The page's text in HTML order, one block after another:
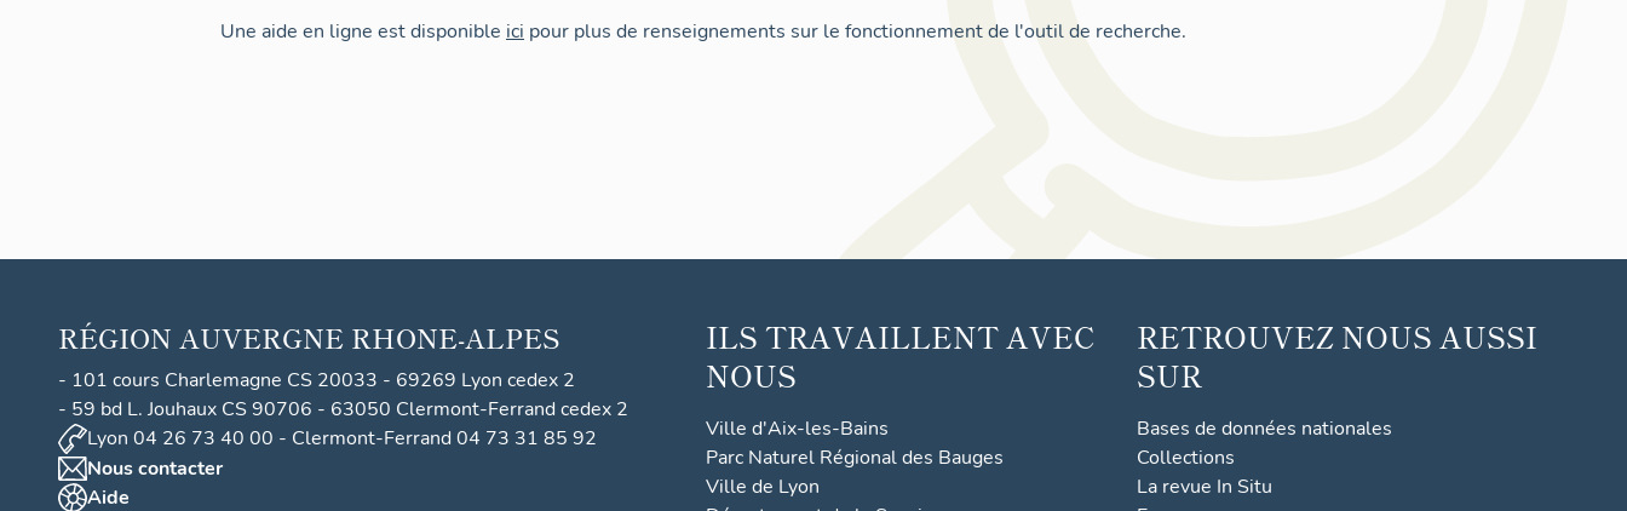
Une aide en ligne est disponible ici pour plus de renseignements sur le fonctionnement de l'outil de recherche.
RÉGION AUVERGNE RHONE-ALPES
- 101 cours Charlemagne CS 20033 - 69269 Lyon cedex 2
- 59 bd L. Jouhaux CS 90706 - 63050 Clermont-Ferrand cedex 2
Lyon 04 26 73 40 00 - Clermont-Ferrand 04 73 31 85 92
Nous contacter
Aide
ILS TRAVAILLENT AVEC
NOUS
Ville d'Aix-les-Bains
Parc Naturel Régional des Bauges
Ville de Lyon
RETROUVEZ NOUS AUSSI
SUR
Bases de données nationales
Collections
La revue In Situ